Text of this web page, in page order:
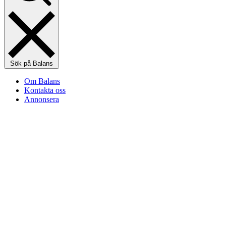
Sök på Balans
Om Balans
Kontakta oss
Annonsera